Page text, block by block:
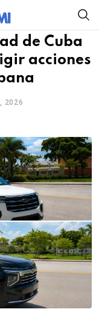
de Cuba
acciones
2026